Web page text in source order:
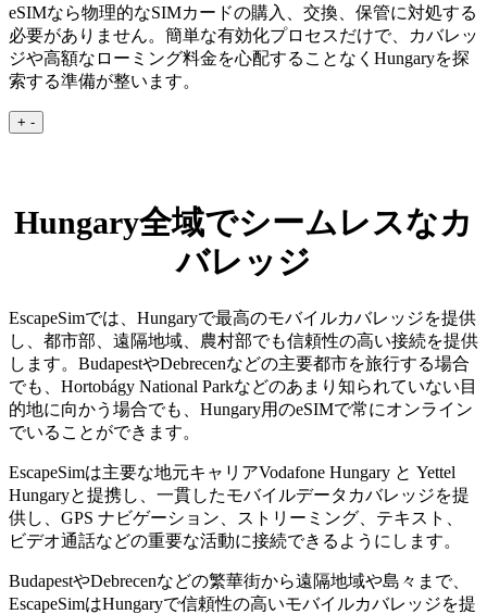
eSIMなら物理的なSIMカードの購入、交換、保管に対処する
必要がありません。簡単な有効化プロセスだけで、カバレッ
ジや高額なローミング料金を心配することなくHungaryを探
索する準備が整います。
+ -
Hungary全域でシームレスなカ
バレッジ
EscapeSimでは、Hungaryで最高のモバイルカバレッジを提供
し、都市部、遠隔地域、農村部でも信頼性の高い接続を提供
します。BudapestやDebrecenなどの主要都市を旅行する場合
でも、Hortobágy National Parkなどのあまり知られていない目
的地に向かう場合でも、Hungary用のeSIMで常にオンライン
でいることができます。
EscapeSimは主要な地元キャリアVodafone Hungary と Yettel
Hungaryと提携し、一貫したモバイルデータカバレッジを提
供し、GPS ナビゲーション、ストリーミング、テキスト、
ビデオ通話などの重要な活動に接続できるようにします。
BudapestやDebrecenなどの繁華街から遠隔地域や島々まで、
EscapeSimはHungaryで信頼性の高いモバイルカバレッジを提